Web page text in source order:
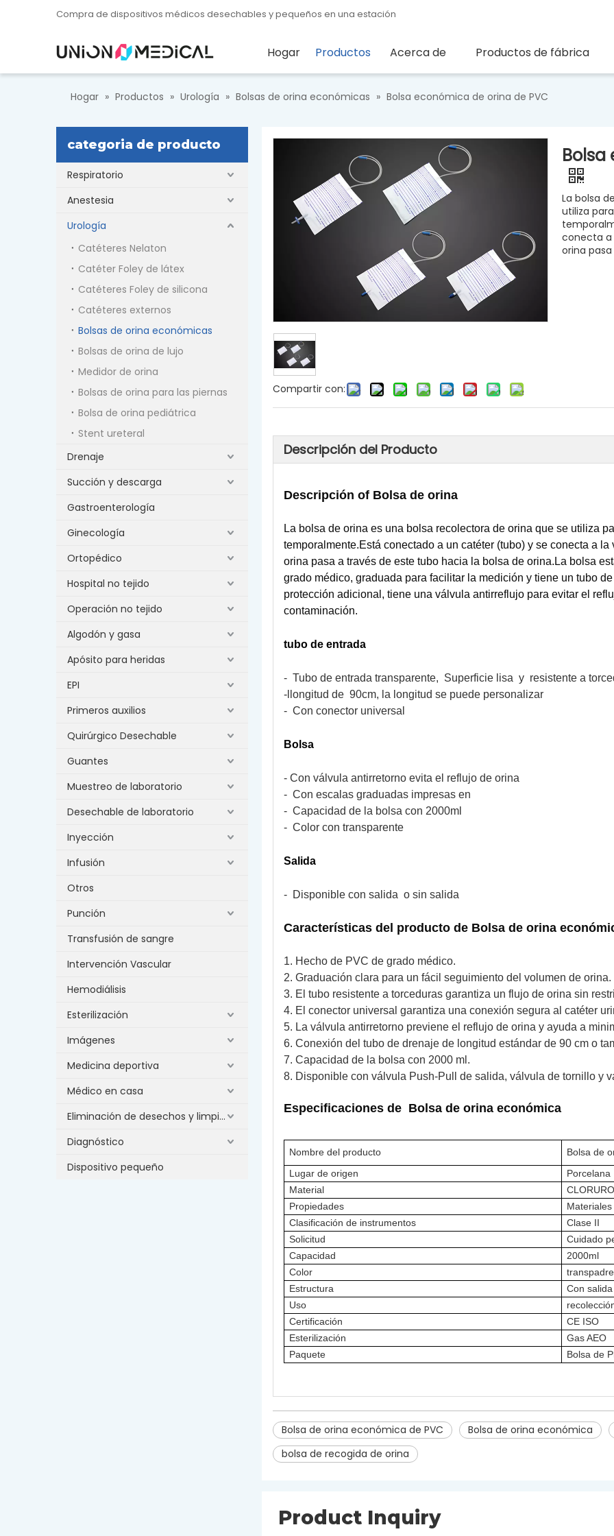
Compra de dispositivos médicos desechables y pequeños en una estación
Hogar Productos Acerca de Productos de fábrica
Hogar » Productos » Urología » Bolsas de orina económicas » Bolsa económica de orina de PVC
categoria de producto
Respiratorio
Anestesia
Urología
Catéteres Nelaton
Catéter Foley de látex
Catéteres Foley de silicona
Catéteres externos
Bolsas de orina económicas
Bolsas de orina de lujo
Medidor de orina
Bolsas de orina para las piernas
Bolsa de orina pediátrica
Stent ureteral
Drenaje
Succión y descarga
Gastroenterología
Ginecología
Ortopédico
Hospital no tejido
Operación no tejido
Algodón y gasa
Apósito para heridas
EPI
Primeros auxilios
Quirúrgico Desechable
Guantes
Muestreo de laboratorio
Desechable de laboratorio
Inyección
Infusión
Otros
Punción
Transfusión de sangre
Intervención Vascular
Hemodiálisis
Esterilización
Imágenes
Medicina deportiva
Médico en casa
Eliminación de desechos y limpieza
Diagnóstico
Dispositivo pequeño
Compartir con:
Bolsa
La bolsa
utiliza
conecta a
orina
Descripción del Producto
Descripción of Bolsa de orina
La bolsa de orina es una bolsa recolectora de orina que se utiliza
temporalmente.Está conectado a un catéter (tubo) y se conecta a
orina pasa a través de este tubo hacia la bolsa de orina.La bolsa
grado médico, graduada para facilitar la medición y tiene un tubo
protección adicional, tiene una válvula antirreflujo para evitar el
contaminación.
tubo de entrada
- Tubo de entrada transparente, Superficie lisa y resistente a
-l longitud de 90cm, la longitud se puede personalizar
- Con conector universal
Bolsa
- Con válvula antirretorno evita el reflujo de orina
- Con escalas graduadas impresas en
- Capacidad de la bolsa con 2000ml
- Color con transparente
Salida
- Disponible con salida o sin salida
Características del producto de Bolsa de orina
1. Hecho de PVC de grado médico.
2. Graduación clara para un fácil seguimiento del volumen de orina.
3. El tubo resistente a torceduras garantiza un flujo de orina sin
4. El conector universal garantiza una conexión segura al catéter
5. La válvula antirretorno previene el reflujo de orina y ayuda a
6. Conexión del tubo de drenaje de longitud estándar de 90 cm o
7. Capacidad de la bolsa con 2000 ml.
8. Disponible con válvula Push-Pull de salida, válvula de tornillo y
Especificaciones de Bolsa de orina económica
Nombre del producto
Bolsa de
Lugar de origen
Porcelana
Material
Propiedades
Clasificación de instrumentos
Clase II
Solicitud
Cuidado
Capacidad
2000ml
Color
transpadre
Estructura
Con
Uso
Certificación
CE ISO
Esterilización
Gas AEO
Paquete
Bolsa de
Bolsa de orina económica de PVC Bolsa de orina económica
bolsa de recogida de orina
Product Inquiry